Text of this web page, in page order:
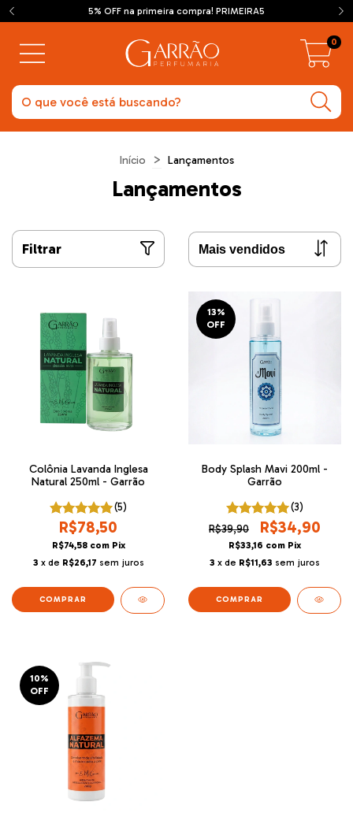
5% OFF na primeira compra! PRIMEIRA5
0
Início > Lançamentos
Lançamentos
Filtrar
Colônia Lavanda Inglesa
Natural 250ml - Garrão
(5)
R$78,50
R$74,58 com Pix
3 x de R$26,17 sem juros
13%
OFF
Body Splash Mavi 200ml -
Garrão
(3)
R$39,90 R$34,90
R$33,16 com Pix
3 x de R$11,63 sem juros
10%
OFF